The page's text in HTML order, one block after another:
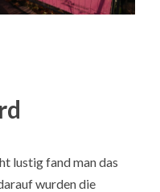
lustig fand man das
wurden die